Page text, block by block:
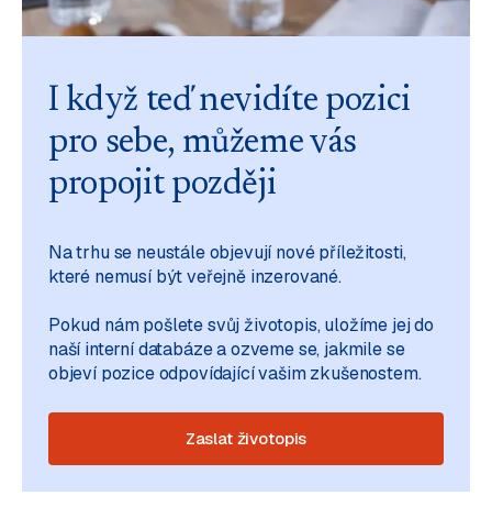
I když teď nevidíte pozici
pro sebe, můžeme vás
propojit později
Na trhu se neustále objevují nové příležitosti,
které nemusí být veřejně inzerované.
Pokud nám pošlete svůj životopis, uložíme jej do
naší interní databáze a ozveme se, jakmile se
objeví pozice odpovídající vašim zkušenostem.
Zaslat životopis